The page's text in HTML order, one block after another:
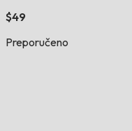
$49
Preporučeno